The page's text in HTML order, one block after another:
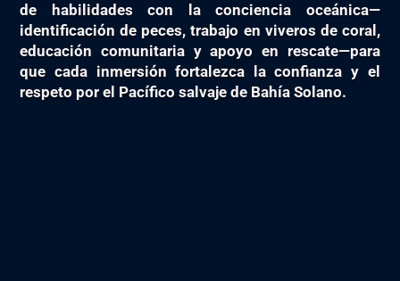
de habilidades con la conciencia oceánica—
identificación de peces, trabajo en viveros de coral,
educación comunitaria y apoyo en rescate—para
que cada inmersión fortalezca la confianza y el
respeto por el Pacífico salvaje de Bahía Solano.